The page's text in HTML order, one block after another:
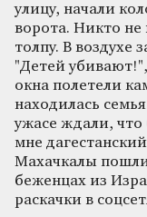
улицу, начали
ворота. Никто не
толпу. В воздухе
"Детей
окна полетели
находилась
ужасе ждали, что
мне
Махачкалы пошли
беженцах из
раскачки в